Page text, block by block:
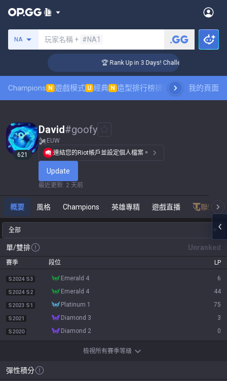
NA 玩家名稱 + #NA1
🏆 Rank Up in 3 Days! Challenger Coaching
Champions N 遊戲模式 U 經典 N 造型排行榜排行榜 職業對戰觀賽
我的頁面
621
David#goofy
EUW
連結您的Riot帳戶並設定個人檔案。
Update
最近更新: 2 天前
概要 風格 Champions 英雄專精 遊戲直播 聯盟戰
全部
單/雙排 Unranked
賽季 段位 LP
S2024 S3 emerald 4 6
S2024 S2 emerald 4 44
S2023 S1 platinum 1 75
S2021 diamond 3 3
S2020 diamond 2 0
檢視所有賽季等級
彈性積分